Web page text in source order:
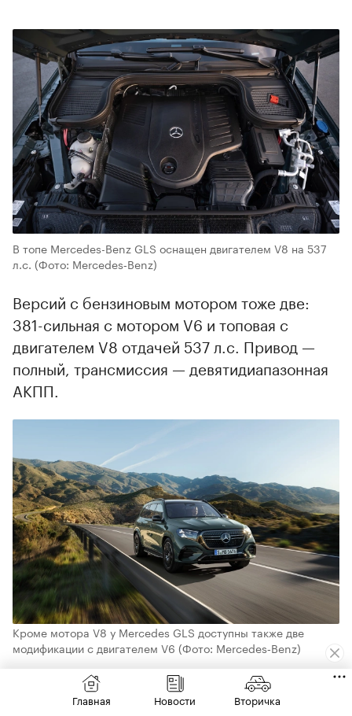
В топе Mercedes-Benz GLS оснащен двигателем V8 на 537
л.с. (Фото: Mercedes‑Benz)
Версий с бензиновым мотором тоже две:
381-сильная с мотором V6 и топовая с
двигателем V8 отдачей 537 л.с. Привод —
полный, трансмиссия — девятидиапазонная
АКПП.
Кроме мотора V8 у Mercedes GLS доступны также две
модификации с двигателем V6 (Фото: Mercedes‑Benz)
BMW X7 имеет три версии — две бензиновые
и одну дизельную:
Главная Новости Вторичка